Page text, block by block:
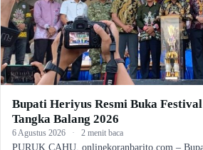
Bupati Heriyus Resmi Buka
Tangka Balang 2026
6 Agustus 2026 · 2 menit baca
PURUK CAHU, onlinekoranbarito.com –